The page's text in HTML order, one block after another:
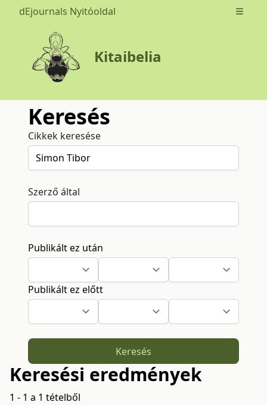
dEjournals Nyitóoldal Open
Kitaibelia
Keresés
Cikkek keresése
Szerző által
Publikált ez után
Publikált ez előtt
Keresés
Keresési eredmények
1 - 1 a 1 tételből